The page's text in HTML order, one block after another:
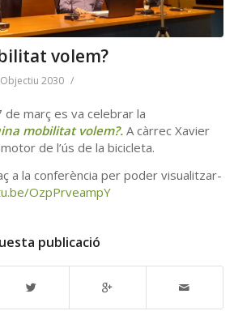
volem?
Objectiu 2030 /
de març es va celebrar la
mobilitat volem?. A càrrec Xavier
de l’ús de la bicicleta.
a la conferència per poder visualitzar-
OzpPrveampY
publicació